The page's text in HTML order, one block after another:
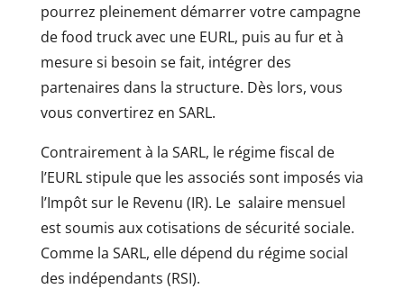
pourrez pleinement démarrer votre campagne
de food truck avec une EURL, puis au fur et à
mesure si besoin se fait, intégrer des
partenaires dans la structure. Dès lors, vous
vous convertirez en SARL.
Contrairement à la SARL, le régime fiscal de
l’EURL stipule que les associés sont imposés via
l’Impôt sur le Revenu (IR). Le salaire mensuel
est soumis aux cotisations de sécurité sociale.
Comme la SARL, elle dépend du régime social
des indépendants (RSI).